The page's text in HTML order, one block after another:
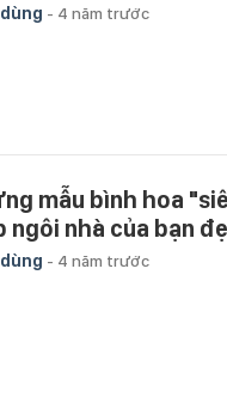
- 4 năm trước
mẫu bình hoa
ngôi nhà của bạn
- 4 năm trước